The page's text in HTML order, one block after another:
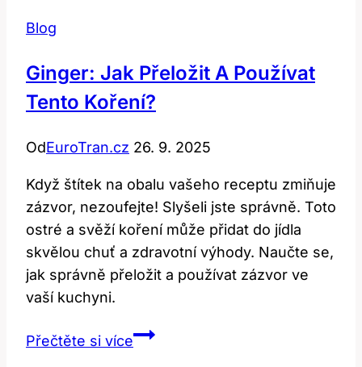
Blog
Ginger: Jak Přeložit A Používat
Tento Koření?
OdEuroTran.cz 26. 9. 2025
Když štítek na obalu vašeho receptu zmiňuje
zázvor, nezoufejte! Slyšeli jste správně. Toto
ostré a svěží koření může přidat do jídla
skvělou chuť a zdravotní výhody. Naučte se,
jak správně přeložit a používat zázvor ve
vaší kuchyni.
Přečtěte si víceGinger: